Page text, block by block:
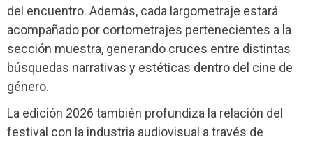
del encuentro. Además, cada largometraje estará
acompañado por cortometrajes pertenecientes a la
sección muestra, generando cruces entre distintas
búsquedas narrativas y estéticas dentro del cine de
género.
La edición 2026 también profundiza la relación del
festival con la industria audiovisual a través de